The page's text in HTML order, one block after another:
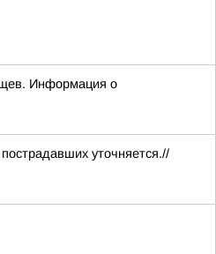
Информация о
уточняется.//